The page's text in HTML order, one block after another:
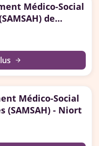
Médico-Social
de
arrow_forward
Médico-Social
(SAMSAH) - Niort